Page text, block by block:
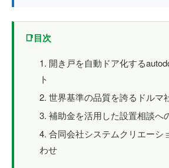
目次
開き戸を自動ドア化する
ト
世界基準の品質を誇るドルマ
補助金を活用した設置相談へ
合同会社システムクリエーシ
わせ